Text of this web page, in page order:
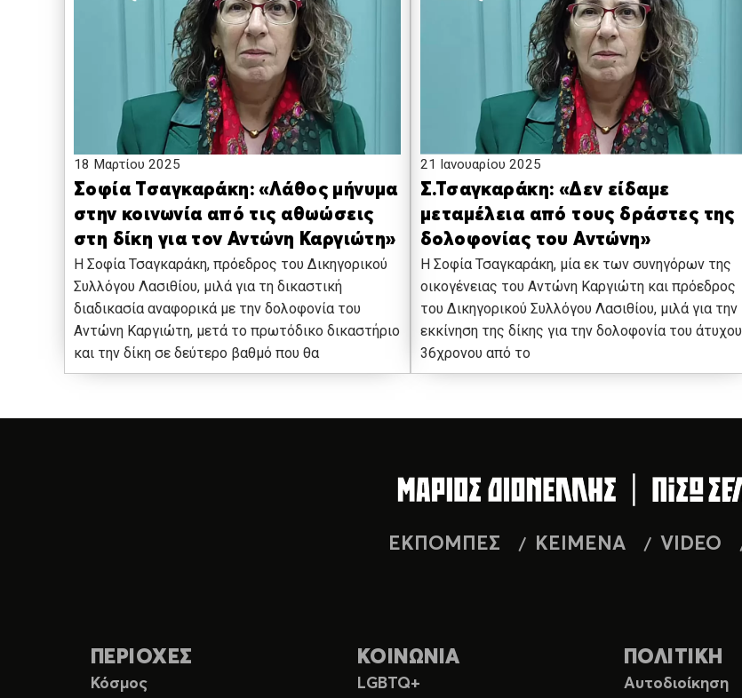
18 Μαρτίου 2025
Σοφία Τσαγκαράκη: «Λάθος μήνυμα
στην κοινωνία από τις αθωώσεις
στη δίκη για τον Αντώνη Καργιώτη»
Η Σοφία Τσαγκαράκη, πρόεδρος του Δικηγορικού
Συλλόγου Λασιθίου, μιλά για τη δικαστική
διαδικασία αναφορικά με την δολοφονία του
Αντώνη Καργιώτη, μετά το πρωτόδικο δικαστήριο
και την δίκη σε δεύτερο βαθμό που θα
21 Ιανουαρίου 2025
Σ.Τσαγκαράκη: «Δεν είδαμε
μεταμέλεια από τους δράστες της
δολοφονίας του Αντώνη»
Η Σοφία Τσαγκαράκη, μία εκ των συνηγόρων της
οικογένειας του Αντώνη Καργιώτη και πρόεδρος
του Δικηγορικού Συλλόγου Λασιθίου, μιλά για την
εκκίνηση της δίκης για την δολοφονία του άτυχου
36χρονου από το
ΕΚΠΟΜΠΕΣ ΚΕΙΜΕΝΑ VIDEO
ΠΕΡΙΟΧΕΣ
Κόσμος
ΚΟΙΝΩΝΙΑ
LGBTQ+
ΠΟΛΙΤΙΚΗ
Αυτοδιοίκηση